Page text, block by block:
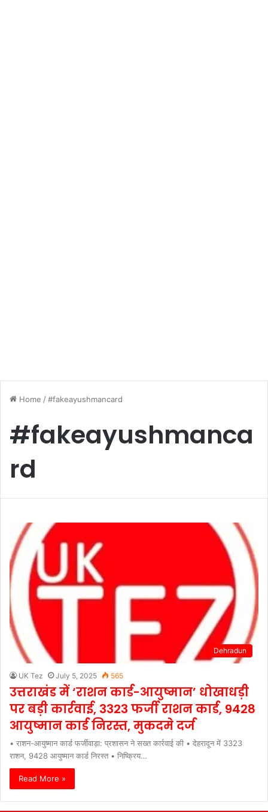
Home /#fakeayushmancard
#fakeayushmanca
rd
Dehradun
UK Tez July 5, 2025 565
उत्तराखंड में ‘राशन कार्ड-आयुष्मान’ धोखाधड़ी
पर बड़ी कार्रवाई, 3323 फर्जी राशन कार्ड, 9428
आयुष्मान कार्ड निरस्त, मुकदमे दर्ज
• राशन-आयुष्मान कार्ड फर्जीवाड़ा: प्रशासन ने सख्त कार्रवाई की • देहरादून में 3323
राशन, 9428 आयुष्मान कार्ड निरस्त • निष्क्रिय…
Read More »